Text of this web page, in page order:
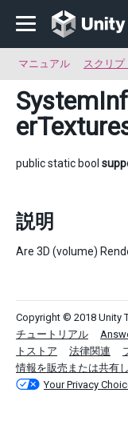
マニュアル スクリプ
public static bool
説明
Are 3D (volume)
Copyright © 2018 Unity
チュートリアル
トストア
法律関連
情報を販売または共有
Your Privacy